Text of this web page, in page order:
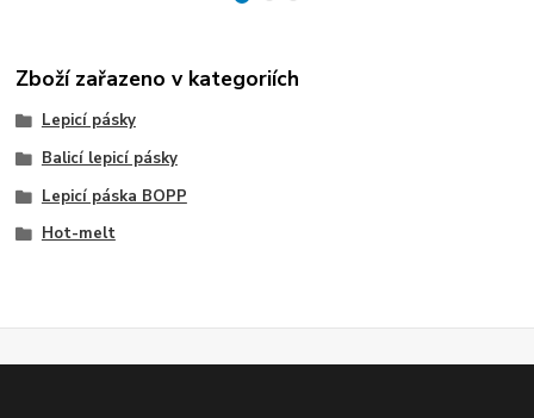
Zboží zařazeno v kategoriích
Lepicí pásky
Balicí lepicí pásky
Lepicí páska BOPP
Hot-melt